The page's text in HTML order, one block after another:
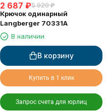
2 687 ₽5 920 ₽
Крючок одинарный
Langberger 70331A
В наличии
В корзину
Купить в 1 клик
Запрос счета для юрлиц